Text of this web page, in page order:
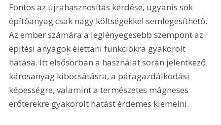
Fontos az újrahasznosítás kérdése, ugyanis sok
építőanyag csak nagy költségekkel semlegesíthető.
Az ember számára a leglényegesebb szempont az
építési anyagok élettani funkciókra gyakorolt
hatása. Itt elsősorban a használat során jelentkező
károsanyag kibocsátásra, a páragazdálkodási
képességre, valamint a természetes mágneses
erőterekre gyakorolt hatást érdemes kiemelni.